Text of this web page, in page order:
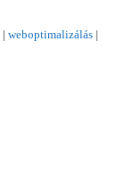
| weboptimalizálás |